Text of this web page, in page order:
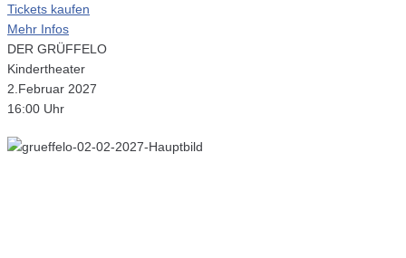
Tickets kaufen
Mehr Infos
DER GRÜFFELO
Kindertheater
2.Februar 2027
16:00 Uhr